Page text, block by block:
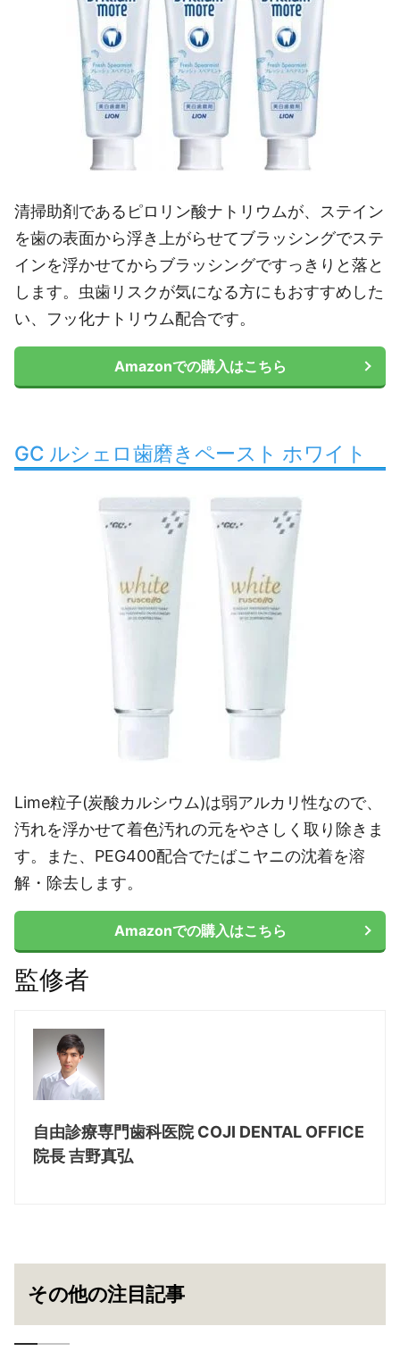
清掃助剤であるピロリン酸ナトリウムが、ステイン
を歯の表面から浮き上がらせてブラッシングでステ
インを浮かせてからブラッシングですっきりと落と
します。虫歯リスクが気になる方にもおすすめした
い、フッ化ナトリウム配合です。
Amazonでの購入はこちら
GC ルシェロ歯磨きペースト ホワイト
Lime粒子(炭酸カルシウム)は弱アルカリ性なので、
汚れを浮かせて着色汚れの元をやさしく取り除きま
す。また、PEG400配合でたばこヤニの沈着を溶
解・除去します。
Amazonでの購入はこちら
監修者
自由診療専門歯科医院 COJI DENTAL OFFICE
院長 吉野真弘
その他の注目記事